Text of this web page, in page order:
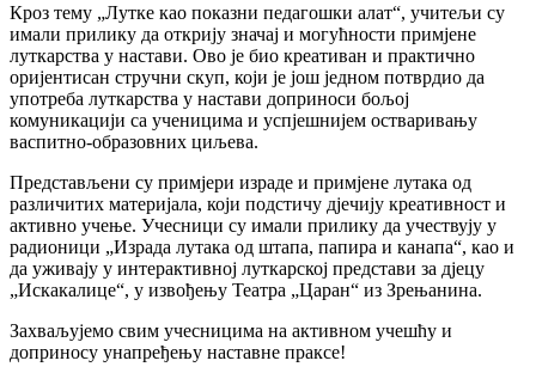
Кроз тему „Лутке као показни педагошки алат“, учитељи су
имали прилику да открију значај и могућности примјене
луткарства у настави. Ово је био креативан и практично
оријентисан стручни скуп, који је још једном потврдио да
употреба луткарства у настави доприноси бољој
комуникацији са ученицима и успјешнијем остваривању
васпитно-образовних циљева.
Представљени су примјери израде и примјене лутака од
различитих материјала, који подстичу дјечију креативност и
активно учење. Учесници су имали прилику да учествују у
радионици „Израда лутака од штапа, папира и канапа“, као и
да уживају у интерактивној луткарској представи за дјецу
„Искакалице“, у извођењу Театра „Царан“ из Зрењанина.
Захваљујемо свим учесницима на активном учешћу и
доприносу унапређењу наставне праксе!